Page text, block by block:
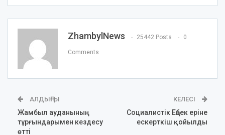
ZhambylNews 25442 Posts 0
Comments
АЛДЫҢҒЫ
Жамбыл ауданының
тұрғындарымен кездесу
өтті
КЕЛЕСІ
Социалистік Еңбек еріне
ескерткіш қойылды